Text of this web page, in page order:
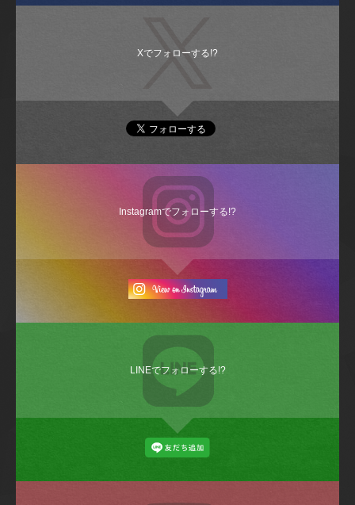
Xでフォローする!?
Instagramでフォローする!?
LINEでフォローする!?